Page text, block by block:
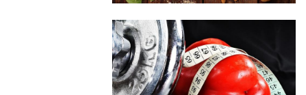
Image